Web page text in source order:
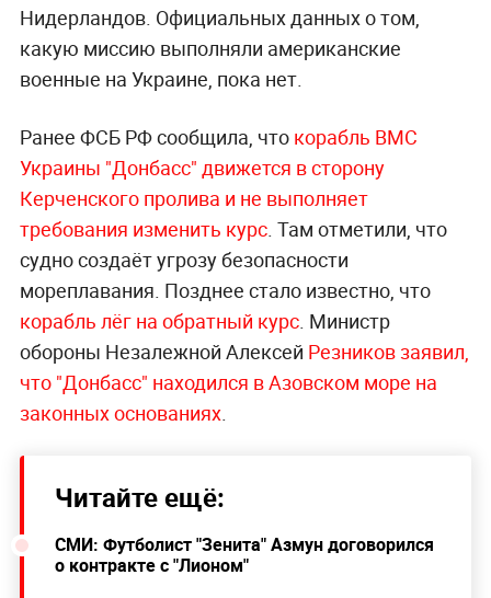
Нидерландов. Официальных данных о том,
какую миссию выполняли американские
военные на Украине, пока нет.
Ранее ФСБ РФ сообщила, что корабль ВМС
Украины "Донбасс" движется в сторону
Керченского пролива и не выполняет
требования изменить курс. Там отметили, что
судно создаёт угрозу безопасности
мореплавания. Позднее стало известно, что
корабль лёг на обратный курс. Министр
обороны Незалежной Алексей Резников заявил,
что "Донбасс" находился в Азовском море на
законных основаниях.
Читайте ещё:
СМИ: Футболист "Зенита" Азмун договорился
о контракте с "Лионом"